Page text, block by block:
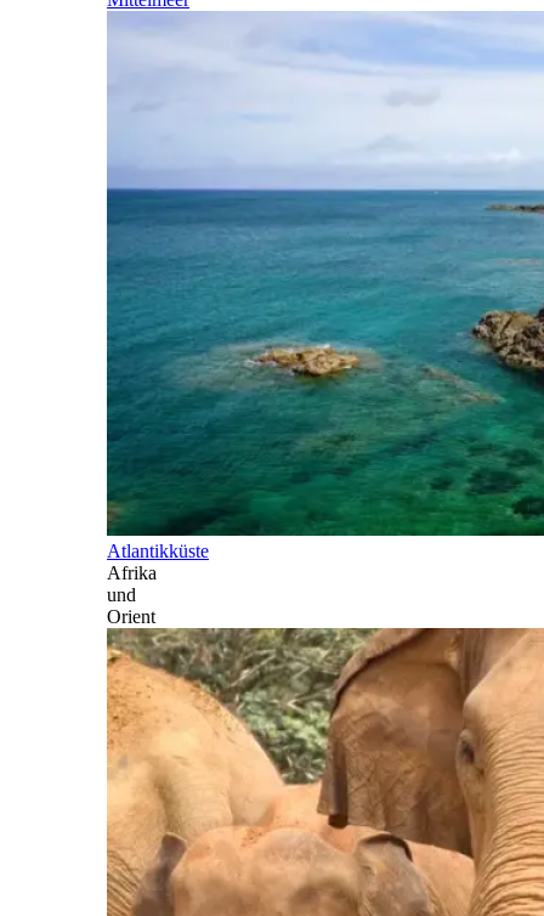
Atlantikküste
Afrika
und
Orient